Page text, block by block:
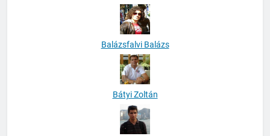
Balázsfalvi Balázs
Bátyi Zoltán